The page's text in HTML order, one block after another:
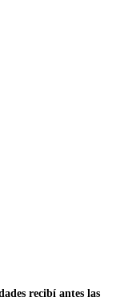
recibí antes las